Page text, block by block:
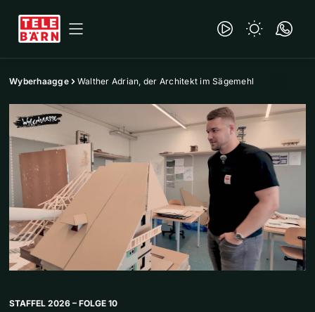
Wyberhaagge Walther Adrian, der Architekt im Sägemehl
STAFFEL 2026 – FOLGE 10